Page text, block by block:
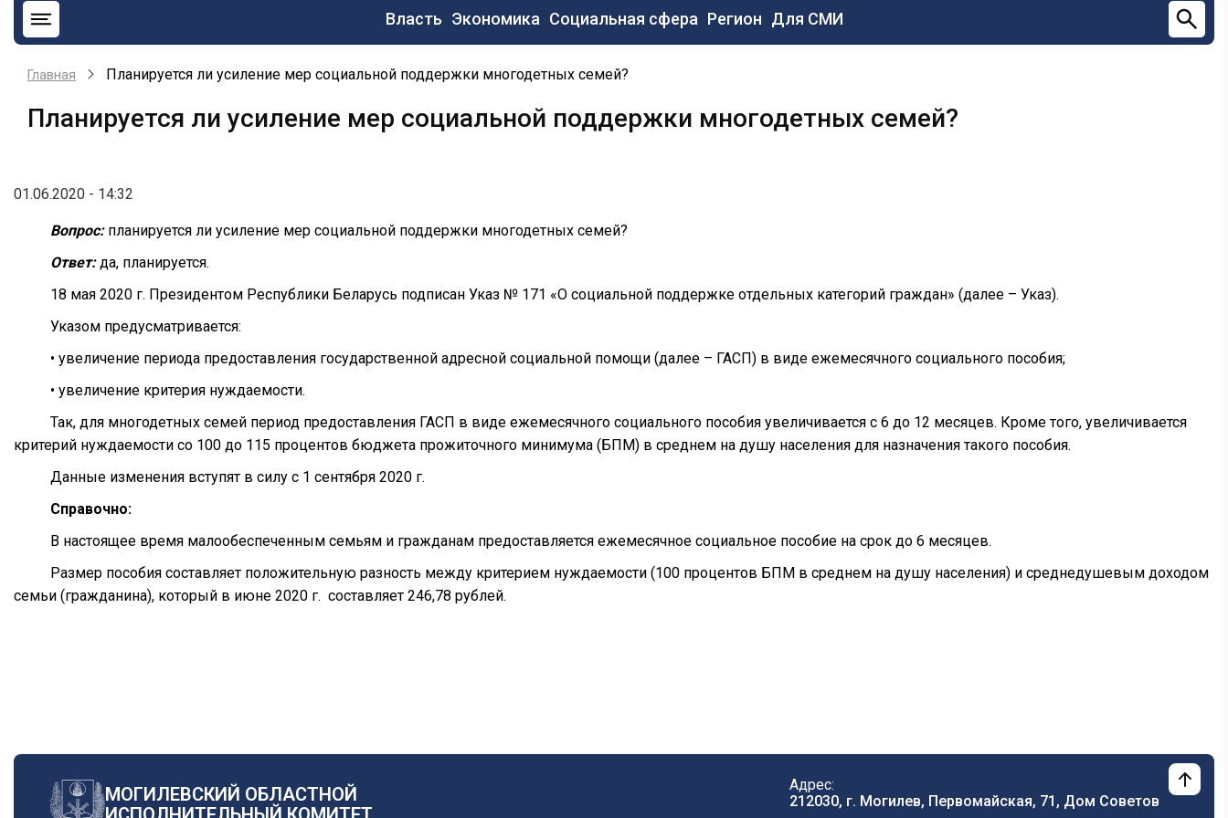
Основная
навигация
Власть Экономика Социальная сфера Регион Для СМИ
Главная Планируется ли усиление мер социальной поддержки многодетных семей?
Планируется ли усиление мер социальной поддержки многодетных семей?
01.06.2020 - 14:32
Вопрос:планируется ли усиление мер социальной поддержки многодетных семей?
Ответ:да, планируется.
18 мая 2020 г. Президентом Республики Беларусь подписан Указ № 171 «О социальной поддержке отдельных категорий граждан» (далее – Указ).
Указом предусматривается:
• увеличение периода предоставления государственной адресной социальной помощи (далее – ГАСП) в виде ежемесячного социального пособия;
• увеличение критерия нуждаемости.
Так, для многодетных семей период предоставления ГАСП в виде ежемесячного социального пособия увеличивается с 6 до 12 месяцев. Кроме того, увеличивается
критерий нуждаемости со 100 до 115 процентов бюджета прожиточного минимума (БПМ) в среднем на душу населения для назначения такого пособия.
Данные изменения вступят в силу с 1 сентября 2020 г.
Справочно:
В настоящее время малообеспеченным семьям и гражданам предоставляется ежемесячное социальное пособие на срок до 6 месяцев.
Размер пособия составляет положительную разность между критерием нуждаемости (100 процентов БПМ в среднем на душу населения) и среднедушевым доходом
семьи (гражданина), который в июне 2020 г. составляет 246,78 рублей.
МОГИЛЕВСКИЙ ОБЛАСТНОЙ
Адрес:
212030, г. Могилев, Первомайская, 71, Дом Cоветов